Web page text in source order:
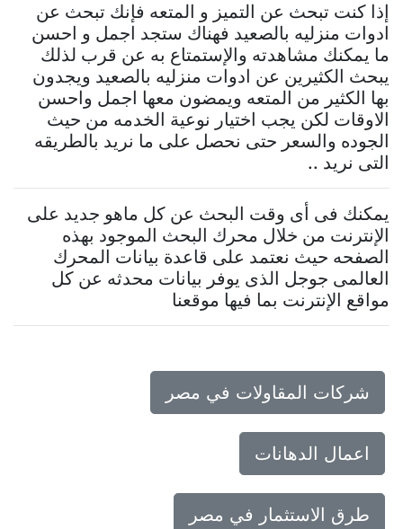
إذا كنت تبحث عن التميز و المتعه فإنك تبحث عن
ادوات منزليه بالصعيد فهناك ستجد اجمل و احسن
ما يمكنك مشاهدته والإستمتاع به عن قرب لذلك
يبحث الكثيرين عن ادوات منزليه بالصعيد ويجدون
بها الكثير من المتعه ويمضون معها اجمل واحسن
الاوقات لكن يجب اختيار نوعية الخدمه من حيث
الجوده والسعر حتى نحصل على ما نريد بالطريقه
التى نريد ..
يمكنك فى أى وقت البحث عن كل ماهو جديد على
الإنترنت من خلال محرك البحث الموجود بهذه
الصفحه حيث نعتمد على قاعدة بيانات المحرك
العالمى جوجل الذى يوفر بيانات محدثه عن كل
مواقع الإنترنت بما فيها موقعنا
شركات المقاولات في مصر
اعمال الدهانات
طرق الاستثمار في مصر